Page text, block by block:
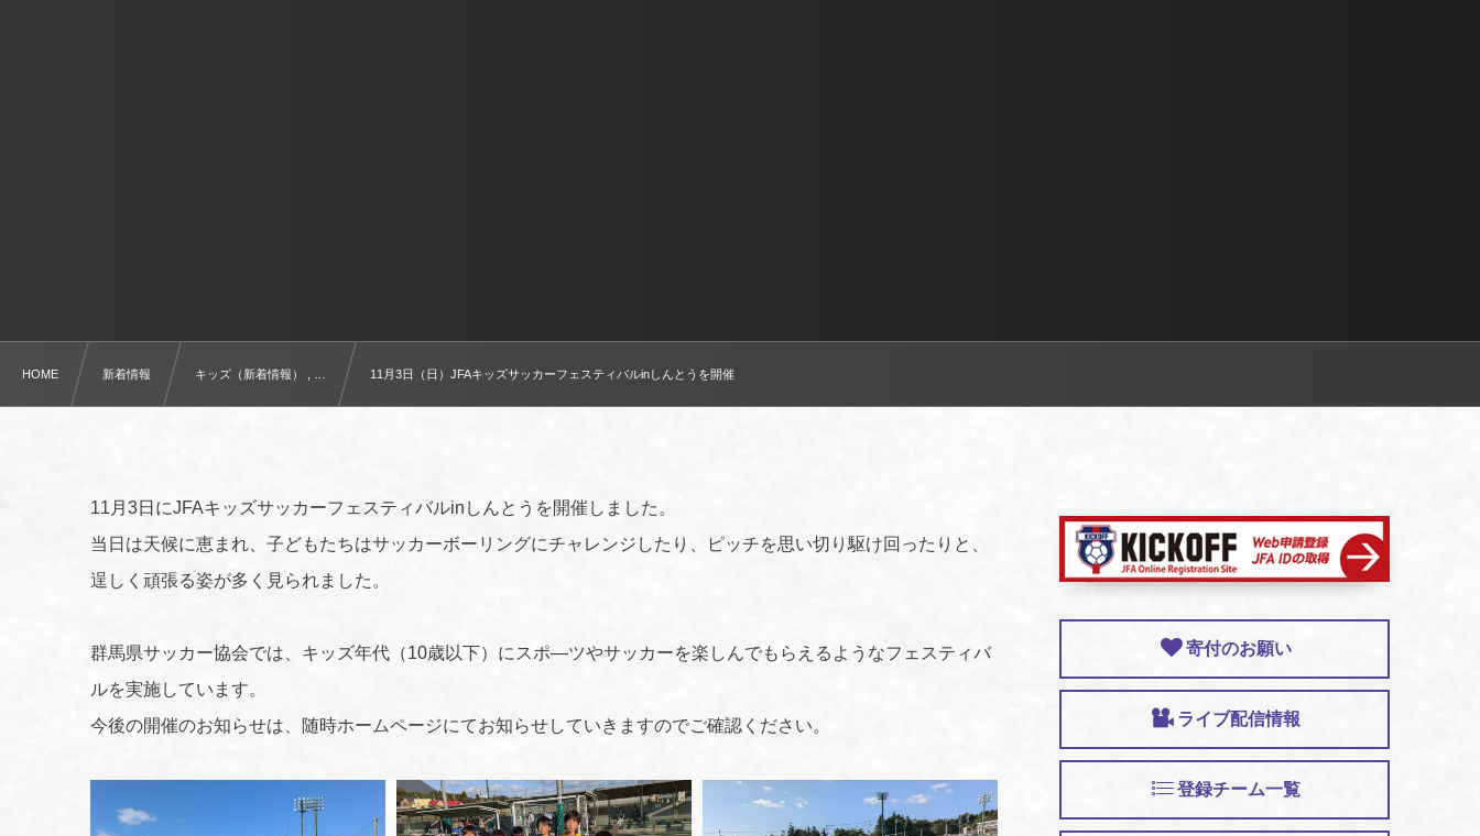
HOME 新着情報 キッズ（新着情報） , … 11月3日（日）JFAキッズサッカーフェスティバルinしんとうを開催
11月3日にJFAキッズサッカーフェスティバルinしんとうを開催しました。
当日は天候に恵まれ、子どもたちはサッカーボーリングにチャレンジしたり、ピッチを思い切り駆け回ったりと、
逞しく頑張る姿が多く見られました。
群馬県サッカー協会では、キッズ年代（10歳以下）にスポ―ツやサッカーを楽しんでもらえるようなフェスティバ
ルを実施しています。
今後の開催のお知らせは、随時ホームページにてお知らせしていきますのでご確認ください。
寄付のお願い
ライブ配信情報
登録チーム一覧